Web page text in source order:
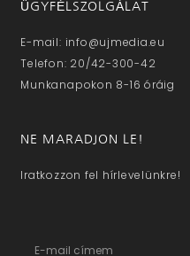
ÜGYFÉLSZOLGÁLAT
E-mail: info@ujmedia.eu
Telefon: 20/42-300-42
Munkanapokon 8-16 óráig
NE MARADJON LE!
Iratkozzon fel hírlevelünkre!